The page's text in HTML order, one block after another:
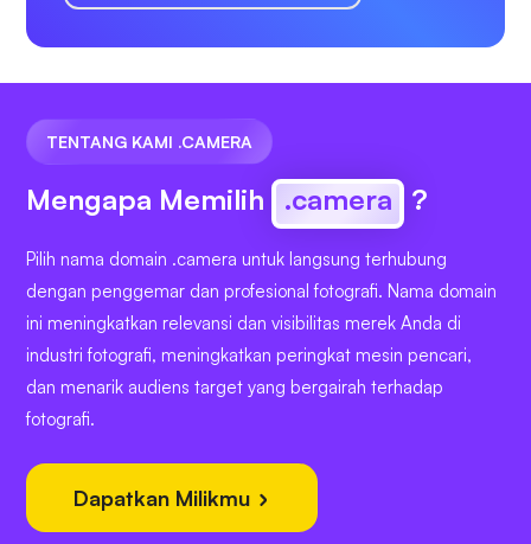
TENTANG KAMI .CAMERA
Mengapa Memilih .camera ?
Pilih nama domain .camera untuk langsung terhubung
dengan penggemar dan profesional fotografi. Nama domain
ini meningkatkan relevansi dan visibilitas merek Anda di
industri fotografi, meningkatkan peringkat mesin pencari,
dan menarik audiens target yang bergairah terhadap
fotografi.
Dapatkan Milikmu